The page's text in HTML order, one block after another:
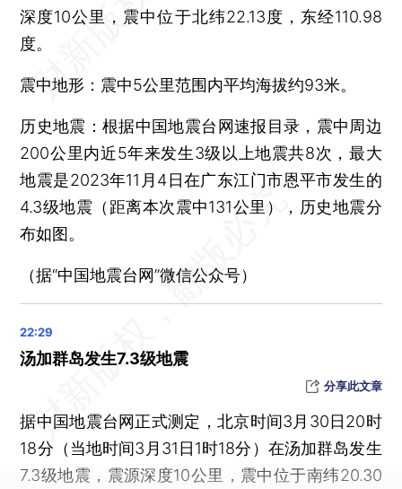
工行归母净利润同比增长0.5% 行长刘珺称“要闯出一条新路来”
一公墓多个墓碑被砸、骨灰被恶意抛洒，合肥警方通报
国务院国资委：将对整车央企进行战略性重组
首批民用运营合格证颁发 中国低空飞行开启“载人时代”
黎真主党领导人：以色列对黎巴嫩袭击不可接受
特朗普称“不在乎”汽车制造商因关税涨价
“挨家挨户敲门”被拒 美方到访格陵兰岛行程被迫修改
2024年中国港口货物吞吐量、集装箱吞吐量继续稳居世界第一
赣锋锂业遭遇上市以来首亏 2024年亏损20.7亿元
民生银行2024年净利润由增转降 非利息收入明显下滑
建行净利润同比增长率转正 2025年净息差仍承压但降幅有望收窄
金风科技2024年净利同比增四成
深度10公里，震中位于北纬22.13度，东经110.98
度。
震中地形：震中5公里范围内平均海拔约93米。
历史地震：根据中国地震台网速报目录，震中周边
200公里内近5年来发生3级以上地震共8次，最大
地震是2023年11月4日在广东江门市恩平市发生的
4.3级地震（距离本次震中131公里），历史地震分
布如图。
（据“中国地震台网”微信公众号）
汤加群岛发生7.3级地震
分享此文章
据中国地震台网正式测定，北京时间3月30日20时
18分（当地时间3月31日1时18分）在汤加群岛发生
7.3级地震，震源深度10公里，震中位于南纬20.30